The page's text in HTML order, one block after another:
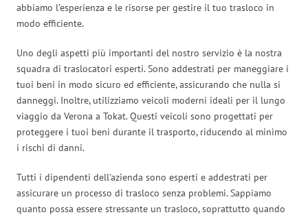
abbiamo l’esperienza e le risorse per gestire il tuo trasloco in
modo efficiente.
Uno degli aspetti più importanti del nostro servizio è la nostra
squadra di traslocatori esperti. Sono addestrati per maneggiare i
tuoi beni in modo sicuro ed efficiente, assicurando che nulla si
danneggi. Inoltre, utilizziamo veicoli moderni ideali per il lungo
viaggio da Verona a Tokat. Questi veicoli sono progettati per
proteggere i tuoi beni durante il trasporto, riducendo al minimo
i rischi di danni.
Tutti i dipendenti dell’azienda sono esperti e addestrati per
assicurare un processo di trasloco senza problemi. Sappiamo
quanto possa essere stressante un trasloco, soprattutto quando